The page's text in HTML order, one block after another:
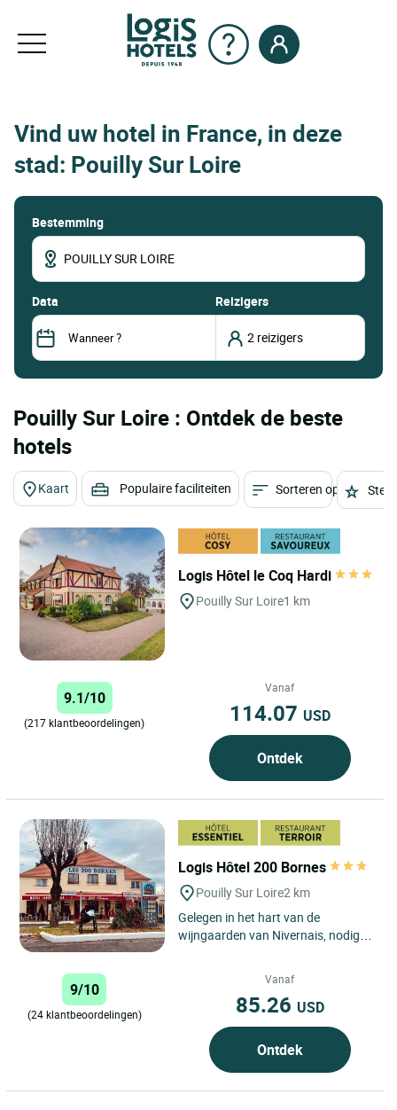
Vind uw hotel in France, in deze
stad: Pouilly Sur Loire
Bestemming
data Reizigers
Pouilly Sur Loire : Ontdek de beste
hotels
Kaart Populaire faciliteiten Sorteren op
Logis Hôtel le Coq Hardi
Pouilly Sur Loire1 km
9.1/10
(217 klantbeoordelingen)
Vanaf
114.07 USD
Ontdek
Logis Hôtel 200 Bornes
Pouilly Sur Loire2 km
Gelegen in het hart van de
wijngaarden van Nivernais, nodigt
9/10
(24 klantbeoordelingen)
Vanaf
85.26 USD
Ontdek